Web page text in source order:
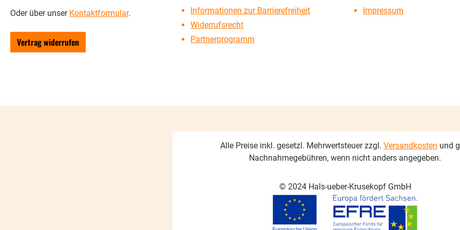
Oder über unser Kontaktformular.
Vertrag widerrufen
Informationen zur Barrierefreiheit
Widerrufsrecht
Partnerprogramm
Impressum
Alle Preise inkl. gesetzl. Mehrwertsteuer zzgl. Versandkosten und
Nachnahmegebühren, wenn nicht anders angegeben.
© 2024 Hals-ueber-Krusekopf GmbH